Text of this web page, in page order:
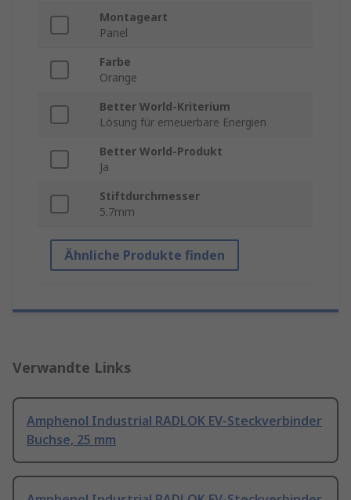
Montageart
Panel
Farbe
Orange
Better World-Kriterium
Lösung für erneuerbare Energien
Better World-Produkt
Ja
Stiftdurchmesser
5.7mm
Ähnliche Produkte finden
Verwandte Links
Amphenol Industrial RADLOK EV-Steckverbinder
Buchse, 25 mm